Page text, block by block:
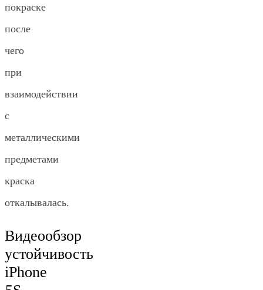
покраске
после
чего
при
взаимодействии
с
металлическими
предметами
краска
откалывалась.
Видеообзор
устойчивость
iPhone